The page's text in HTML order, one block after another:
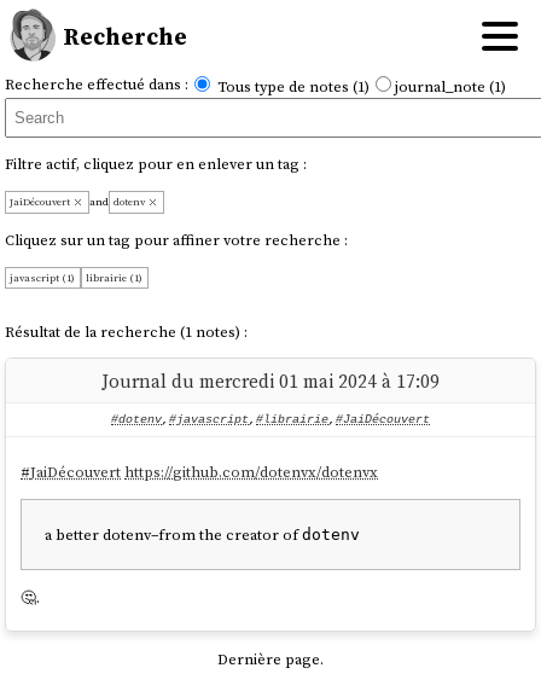
Recherche
Recherche effectué dans : Tous type de notes (1) journal_note (1)
Filtre actif, cliquez pour en enlever un tag :
JaiDécouvert and dotenv
Cliquez sur un tag pour affiner votre recherche :
javascript (1) librairie (1)
Résultat de la recherche (1 notes) :
Journal du mercredi 01 mai 2024 à 17:09
#dotenv, #javascript, #librairie, #JaiDécouvert
#JaiDécouvert https://github.com/dotenvx/dotenvx
a better dotenv–from the creator ofdotenv
🤔.
Dernière page.